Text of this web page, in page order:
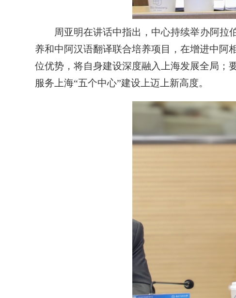
周亚明在讲话中指出，中心持续举办阿拉
养和中阿汉语翻译联合培养项目，在增进中阿
位优势，将自身建设深度融入上海发展全局；
服务上海“五个中心”建设上迈上新高度。